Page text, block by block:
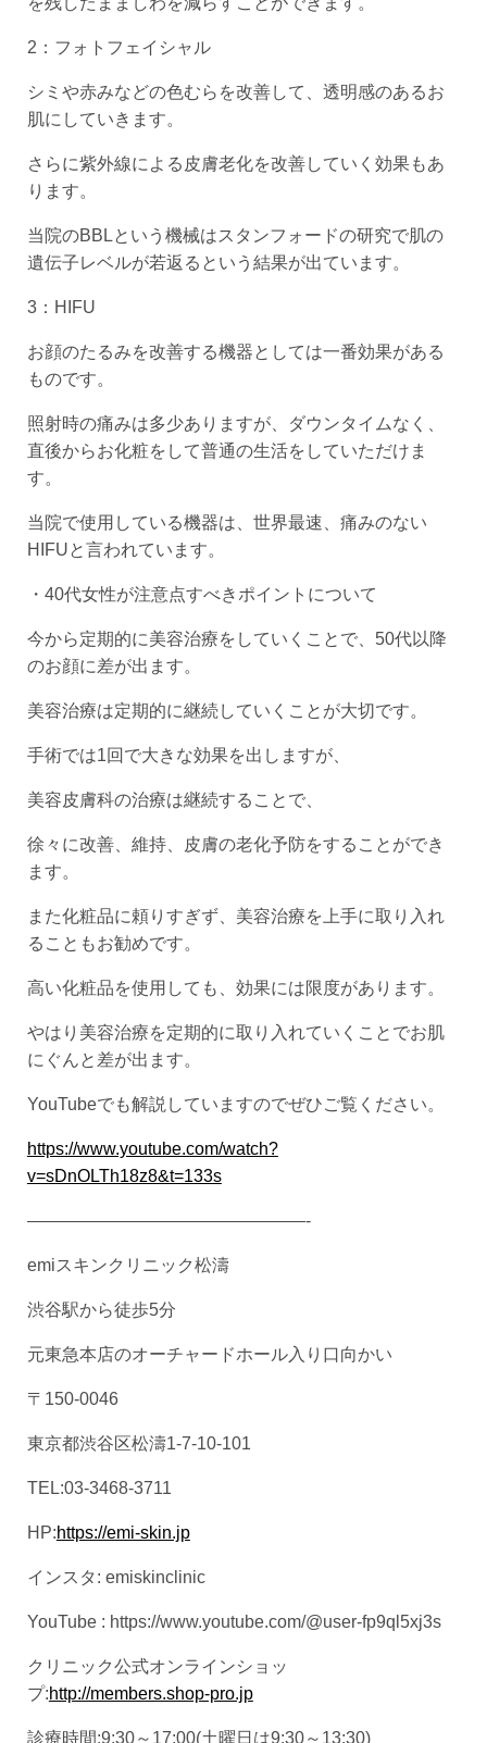
2：フォトフェイシャル
シミや赤みなどの色むらを改善して、透明感のあるお
肌にしていきます。
さらに紫外線による皮膚老化を改善していく効果もあ
ります。
当院のBBLという機械はスタンフォードの研究で肌の
遺伝子レベルが若返るという結果が出ています。
3：HIFU
お顔のたるみを改善する機器としては一番効果がある
ものです。
照射時の痛みは多少ありますが、ダウンタイムなく、
直後からお化粧をして普通の生活をしていただけま
す。
当院で使用している機器は、世界最速、痛みのない
HIFUと言われています。
・40代⼥性が注意点すべきポイントについて
今から定期的に美容治療をしていくことで、50代以降
のお顔に差が出ます。
美容治療は定期的に継続していくことが大切です。
手術では1回で大きな効果を出しますが、
美容皮膚科の治療は継続することで、
徐々に改善、維持、皮膚の老化予防をすることができ
ます。
また化粧品に頼りすぎず、美容治療を上手に取り入れ
ることもお勧めです。
高い化粧品を使用しても、効果には限度があります。
やはり美容治療を定期的に取り入れていくことでお肌
にぐんと差が出ます。
YouTubeでも解説していますのでぜひご覧ください。
https://www.youtube.com/watch?
v=sDnOLTh18z8&t=133s
————————————————-
emiスキンクリニック松濤
渋谷駅から徒歩5分
元東急本店のオーチャードホール入り口向かい
〒150-0046
東京都渋谷区松濤1-7-10-101
TEL:03-3468-3711
HP:https://emi-skin.jp
インスタ: emiskinclinic
YouTube : https://www.youtube.com/@user-fp9ql5xj3s
クリニック公式オンラインショッ
プ:http://members.shop-pro.jp
診療時間:9:30～17:00(土曜日は9:30～13:30)